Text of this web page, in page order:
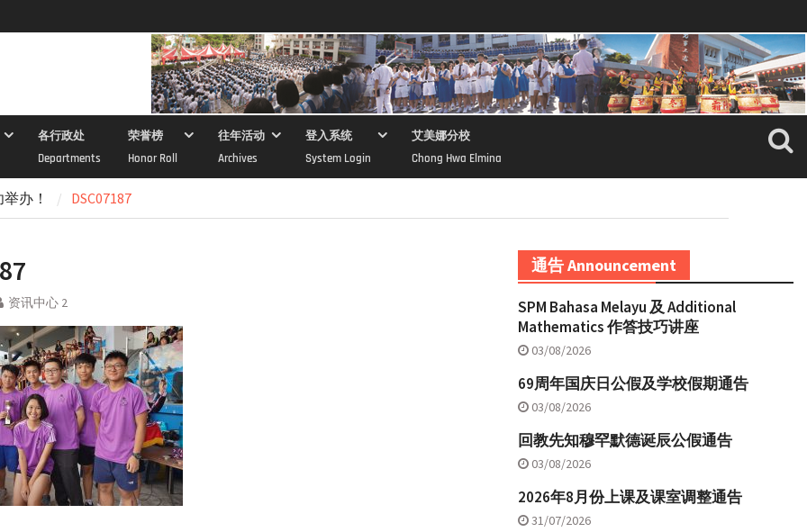
各行政处
Departments
荣誉榜
Honor Roll
往年活动
Archives
登入系统
System Login
艾美娜分校
Chong Hwa Elmina
办！ DSC07187
资讯中心 2
通告 Announcement
SPM Bahasa Melayu 及 Additional
Mathematics 作答技巧讲座
03/08/2026
69周年国庆日公假及学校假期通告
03/08/2026
回教先知穆罕默德诞辰公假通告
03/08/2026
2026年8月份上课及课室调整通告
31/07/2026